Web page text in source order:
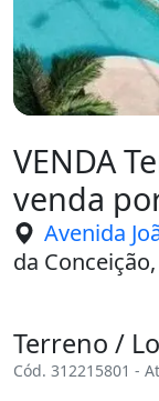
VENDA
venda
Avenida
da
Terreno /
Cód. 312215801 -